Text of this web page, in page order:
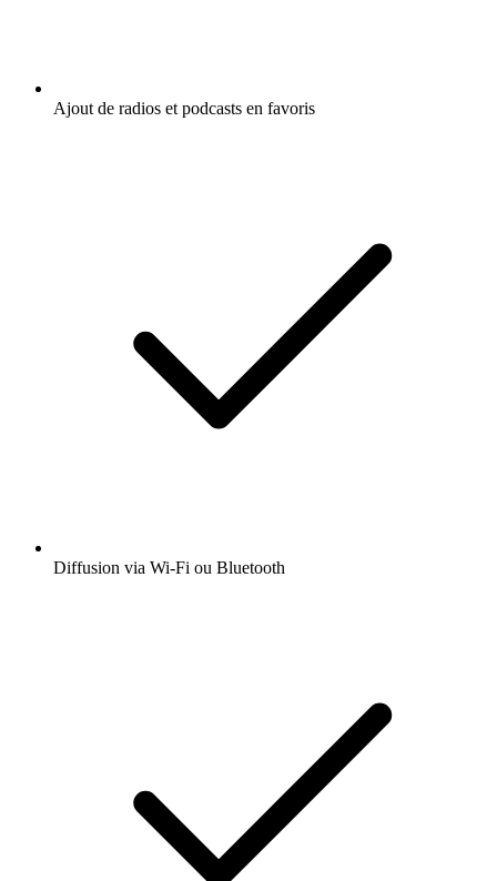
Ajout de radios et podcasts en favoris
Diffusion via Wi-Fi ou Bluetooth